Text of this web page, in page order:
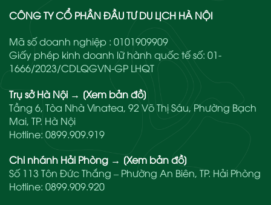
CÔNG TY CỔ PHẦN ĐẦU TƯ DU LỊCH HÀ NỘI
Mã số doanh nghiệp : 0101909909
Giấy phép kinh doanh lữ hành quốc tế số: 01-
1666/2023/CDLQGVN-GP LHQT
Trụ sở Hà Nội → [Xem bản đồ]
Tầng 6, Tòa Nhà Vinatea, 92 Võ Thị Sáu, Phường Bạch
Mai, TP. Hà Nội
Hotline: 0899.909.919
Chi nhánh Hải Phòng → [Xem bản đồ]
Số 113 Tôn Đức Thắng – Phường An Biên, TP. Hải Phòng
Hotline: 0899.909.920